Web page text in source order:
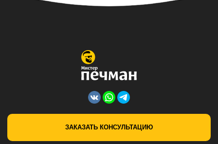
ЗАКАЗАТЬ КОНСУЛЬТАЦИЮ